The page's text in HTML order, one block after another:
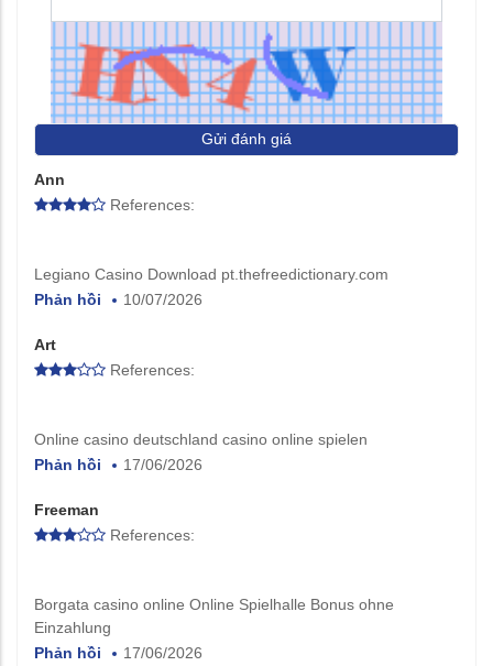
Gửi đánh giá
Ann
References:
Legiano Casino Download pt.thefreedictionary.com
Phản hồi
10/07/2026
Art
References:
Online casino deutschland casino online spielen
Phản hồi
17/06/2026
Freeman
References:
Borgata casino online Online Spielhalle Bonus ohne
Einzahlung
Phản hồi
17/06/2026